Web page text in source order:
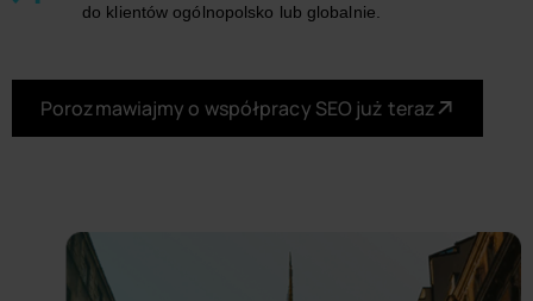
do klientów ogólnopolsko lub globalnie.
Porozmawiajmy o współpracy SEO już teraz